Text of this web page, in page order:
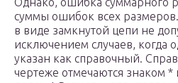
суммы ошибок всех
в виде замкнутой цепи не
исключением случаев, когда
указан как справочный.
чертеже отмечаются знаком *